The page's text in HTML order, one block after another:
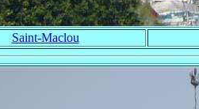
Saint-Maclou